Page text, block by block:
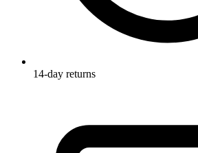
14-day returns